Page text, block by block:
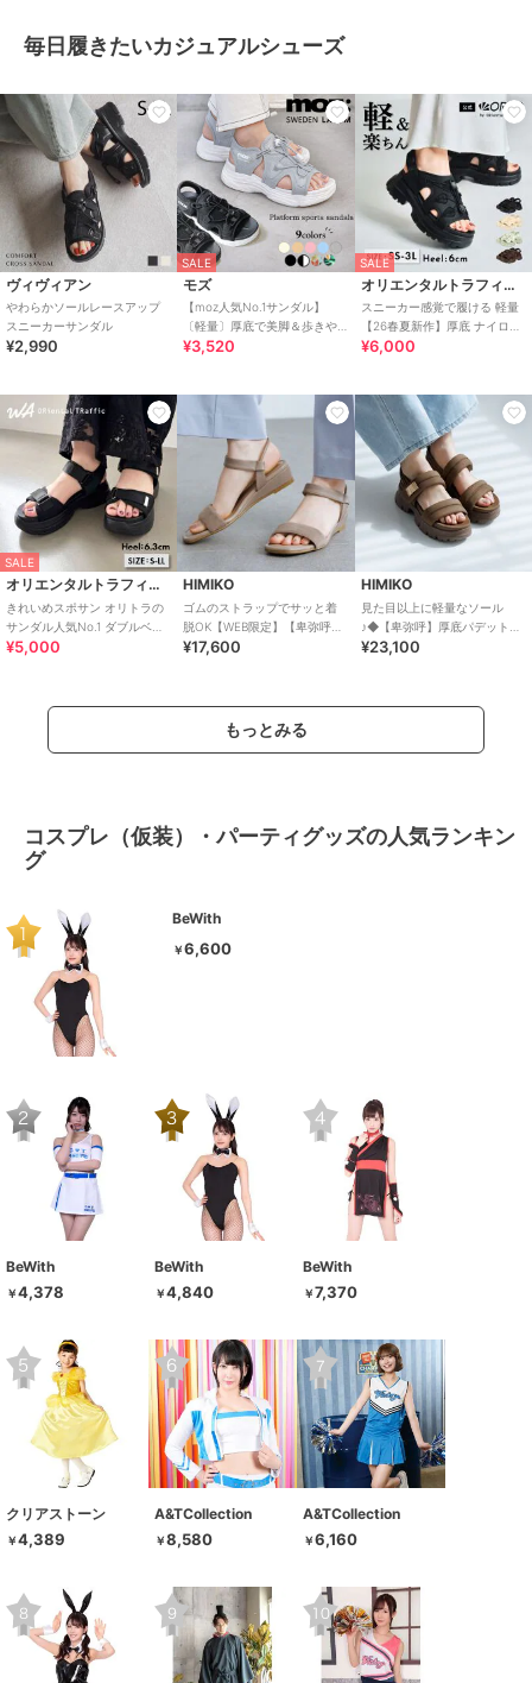
毎日履きたいカジュアルシューズ
ヴィヴィアン
やわらかソールレースアップ
スニーカーサンダル
¥2,990
SALE
モズ
【moz人気No.1サンダル】
〔軽量〕厚底で美脚＆歩きや
すい！疲れにくいフィット感
¥3,520
SALE
オリエンタルトラフィック
スニーカー感覚で履ける 軽量
【26春夏新作】厚底 ナイロン
スポーツサンダル /OT3232
¥6,000
SALE
オリエンタルトラフィック
きれいめスポサン オリトラの
サンダル人気No.1 ダブルベル
ト スポーツサンダル /42207
¥5,000
HIMIKO
ゴムのストラップでサッと着
脱OK【WEB限定】【卑弥呼
26SS】ゴムストラップサンダ
¥17,600
HIMIKO
見た目以上に軽量なソール
♪◆【卑弥呼】厚底パデットサ
ンダル/661201
¥23,100
もっとみる
コスプレ（仮装）・パーティグッズの人気ランキン
グ
BeWith
￥6,600
BeWith
￥4,378
BeWith
￥4,840
BeWith
￥7,370
クリアストーン
￥4,389
A&TCollection
￥8,580
A&TCollection
￥6,160